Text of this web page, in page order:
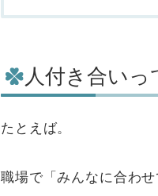
人付き合い
たとえば。
職場で「みんなに合わ